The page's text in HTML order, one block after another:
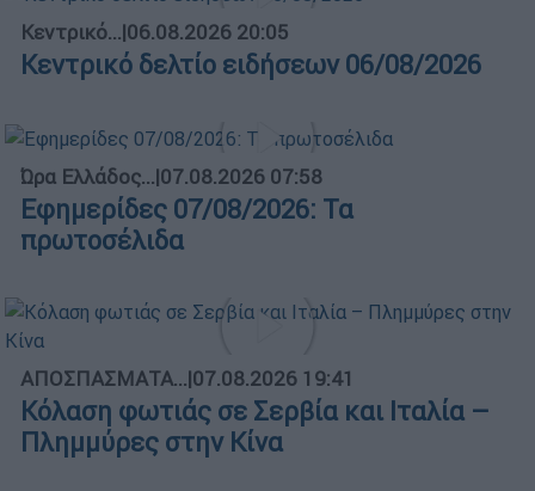
Κεντρικό...|06.08.2026 20:05
Κεντρικό δελτίο ειδήσεων 06/08/2026
Ώρα Ελλάδος...|07.08.2026 07:58
Εφημερίδες 07/08/2026: Τα
πρωτοσέλιδα
ΑΠΟΣΠΑΣΜΑΤΑ...|07.08.2026 19:41
Κόλαση φωτιάς σε Σερβία και Ιταλία –
Πλημμύρες στην Κίνα